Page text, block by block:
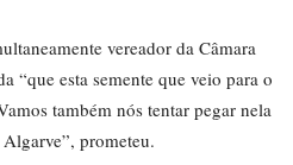
vereador da Câmara
“que esta semente que veio para o
também nós tentar pegar nela
prometeu.